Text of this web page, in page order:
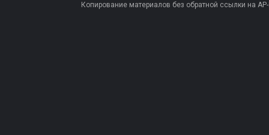
Копирование материалов без обратной ссылки на